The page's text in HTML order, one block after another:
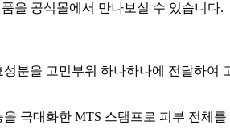
을 공식몰에서 만나보실 수 있습니다.
분을 고민부위 하나하나에 전달하여
극대화한 MTS 스탬프로 피부 전체